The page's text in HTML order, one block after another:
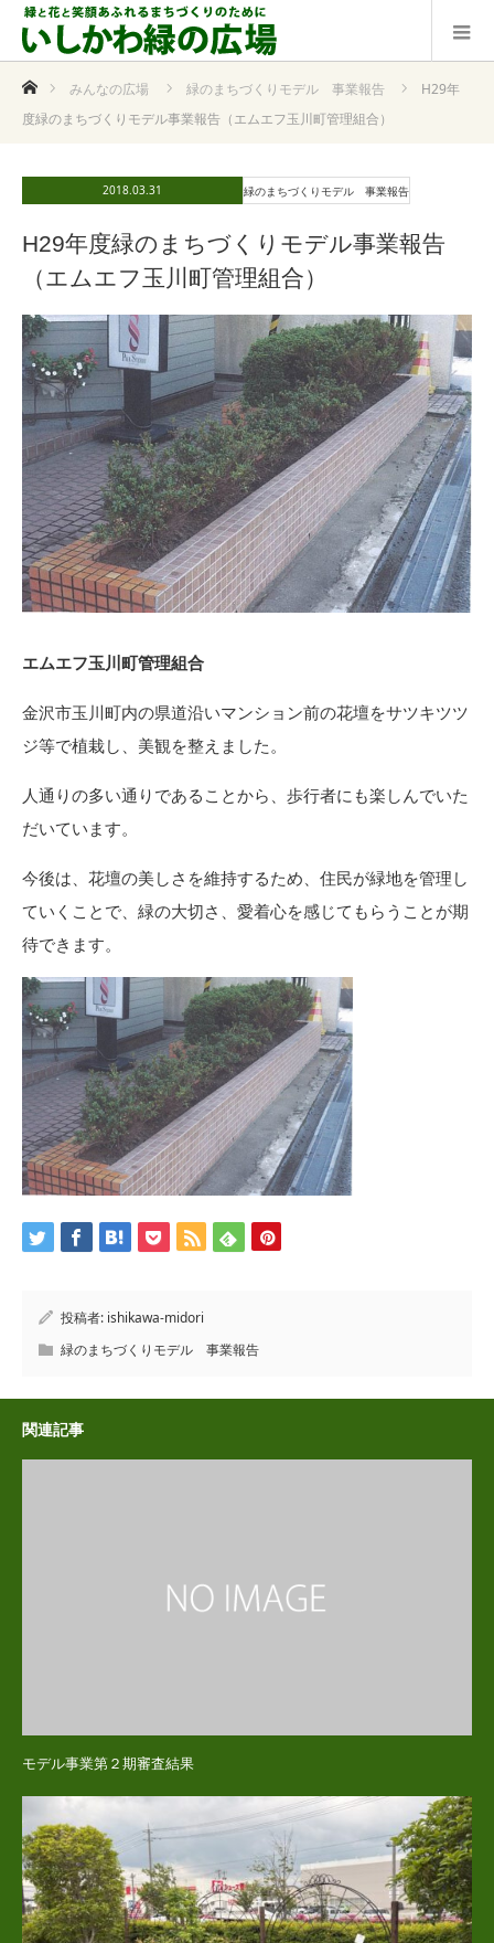
ホームみんなの広場 緑のまちづくりモデル 事業報告
H29年
度緑のまちづくりモデル事業報告（エムエフ玉川町管理組合）
2018.03.31 緑のまちづくりモデル 事業報告
H29年度緑のまちづくりモデル事業報告
（エムエフ玉川町管理組合）
エムエフ玉川町管理組合
金沢市玉川町内の県道沿いマンション前の花壇をサツキツツ
ジ等で植栽し、美観を整えました。
人通りの多い通りであることから、歩行者にも楽しんでいた
だいています。
今後は、花壇の美しさを維持するため、住民が緑地を管理し
ていくことで、緑の大切さ、愛着心を感じてもらうことが期
待できます。
投稿者: ishikawa-midori
緑のまちづくりモデル 事業報告
関連記事
モデル事業第２期審査結果